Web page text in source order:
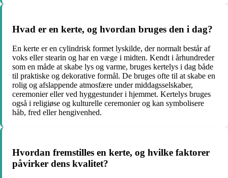
Hvad er en kerte, og hvordan bruges den i dag?
En kerte er en cylindrisk formet lyskilde, der normalt består af
voks eller stearin og har en væge i midten. Kendt i århundreder
som en måde at skabe lys og varme, bruges kertelys i dag både
til praktiske og dekorative formål. De bruges ofte til at skabe en
rolig og afslappende atmosfære under middagsselskaber,
ceremonier eller ved hyggestunder i hjemmet. Kertelys bruges
også i religiøse og kulturelle ceremonier og kan symbolisere
håb, fred eller hengivenhed.
Hvordan fremstilles en kerte, og hvilke faktorer
påvirker dens kvalitet?